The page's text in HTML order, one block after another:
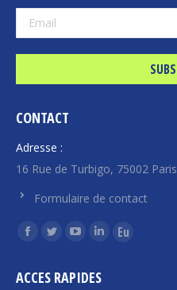
CONTACT
Adresse :
16 Rue de Turbigo, 75002 Paris
Formulaire de contact
Find us on:
Facebook
opens
Twitter
opens
YouTube
opens
Linkedin
opens
Euroquity
ACCES RAPIDES